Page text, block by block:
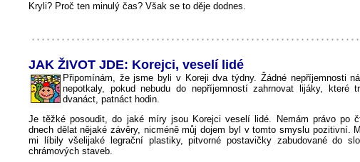
Kryli? Proč ten minulý čas? Však se to děje dodnes.
JAK ŽIVOT JDE: Korejci, veselí lidé
Připomínám, že jsme byli v Koreji dva týdny. Žádné nepříjemnosti
nepotkaly, pokud nebudu do nepříjemností zahrnovat lijáky, které
dvanáct, patnáct hodin.
Je těžké posoudit, do jaké míry jsou Korejci veselí lidé. Nemám právo po
dnech dělat nějaké závěry, nicméně můj dojem byl v tomto smyslu pozitivní.
mi líbily všelijaké legrační plastiky, pitvorné postavičky zabudované do
chrámových staveb.